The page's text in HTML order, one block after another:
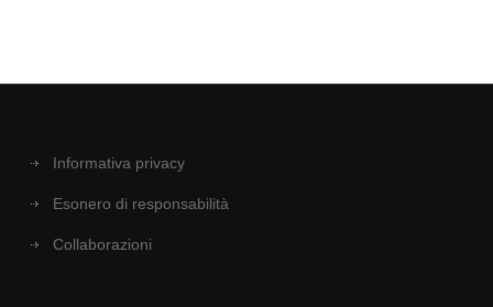
Informativa privacy
Esonero di responsabilità
Collaborazioni